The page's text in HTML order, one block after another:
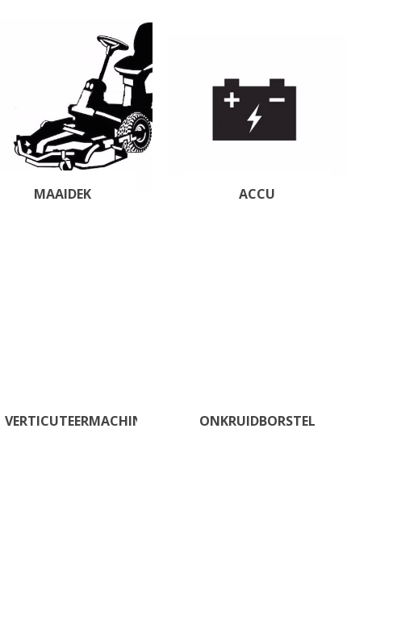
INSCHUURAPPARATUUR
EN BEWAARTECHNIEKEN
BEMESTING &
VERZORGING
MAAIDEK ACCU
VERTICUTEERMACHINE ONKRUIDBORSTEL